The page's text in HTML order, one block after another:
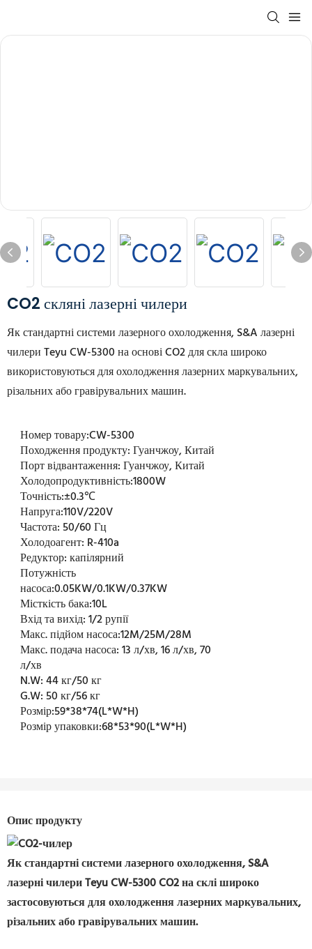
CO2 скляні лазерні чилери
Як стандартні системи лазерного охолодження, S&A лазерні
чилери Teyu CW-5300 на основі CO2 для скла широко
використовуються для охолодження лазерних маркувальних,
різальних або гравірувальних машин.
Номер товару:CW-5300
Походження продукту:Гуанчжоу, Китай
Порт відвантаження:Гуанчжоу, Китай
Холодопродуктивність:1800W
Точність:±0.3℃
Напруга:110V/220V
Частота:50/60 Гц
Холодоагент: R-410a
Редуктор:капілярний
Потужність
насоса:0.05KW/0.1KW/0.37KW
Місткість бака:10L
Вхід та вихід:1/2 рупії
Макс. підйом насоса:12M/25M/28M
Макс. подача насоса:13 л/хв, 16 л/хв, 70
л/хв
N.W:44 кг/50 кг
G.W:50 кг/56 кг
Розмір:59*38*74(L*W*H)
Розмір упаковки:68*53*90(L*W*H)
Опис продукту
Як стандартні системи лазерного охолодження, S&A
лазерні чилери Teyu CW-5300 CO2 на склі широко
застосовуються для охолодження лазерних маркувальних,
різальних або гравірувальних машин.